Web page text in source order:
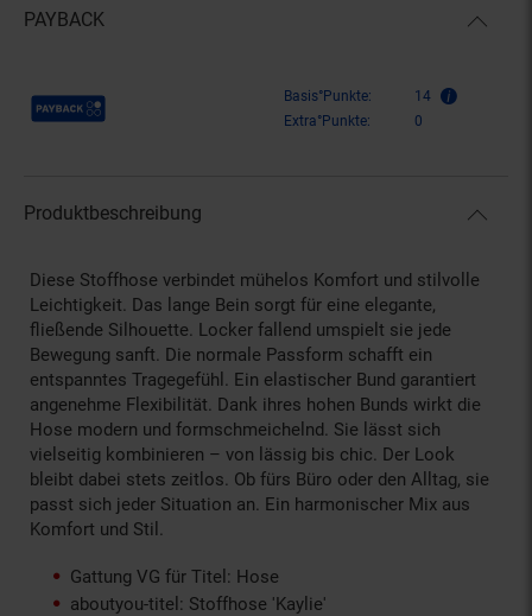
PAYBACK
Payback Punkte Basis°Punkte:
14
Extra°Punkte:
0
Produktbeschreibung
Diese Stoffhose verbindet mühelos Komfort und stilvolle
Leichtigkeit. Das lange Bein sorgt für eine elegante,
fließende Silhouette. Locker fallend umspielt sie jede
Bewegung sanft. Die normale Passform schafft ein
entspanntes Tragegefühl. Ein elastischer Bund garantiert
angenehme Flexibilität. Dank ihres hohen Bunds wirkt die
Hose modern und formschmeichelnd. Sie lässt sich
vielseitig kombinieren – von lässig bis chic. Der Look
bleibt dabei stets zeitlos. Ob fürs Büro oder den Alltag, sie
passt sich jeder Situation an. Ein harmonischer Mix aus
Komfort und Stil.
Gattung VG für Titel: Hose
aboutyou-titel: Stoffhose 'Kaylie'